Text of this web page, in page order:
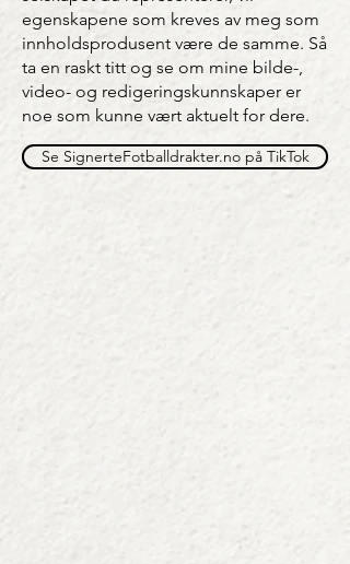
egenskapene som kreves av meg som
innholdsprodusent være de samme. Så
ta en raskt titt og se om mine bilde-,
video- og redigeringskunnskaper er
noe som kunne vært aktuelt for dere.
Se SignerteFotballdrakter.no på TikTok